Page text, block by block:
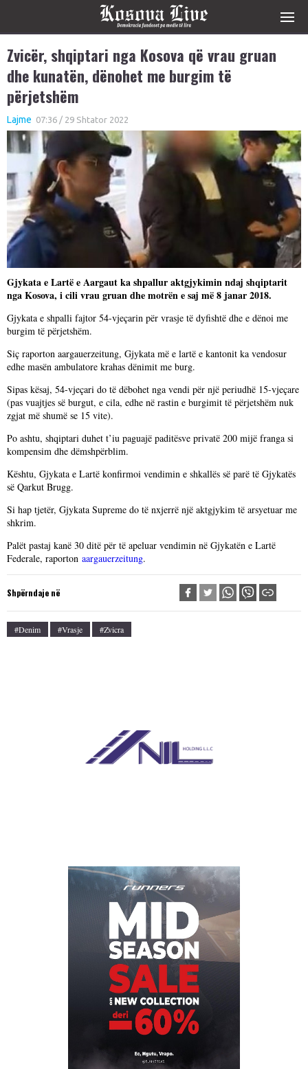
Zvicër, shqiptari nga Kosova që vrau gruan
dhe kunatën, dënohet me burgim të
përjetshëm
Lajme 07:36 / 29 Shtator 2022
Gjykata e Lartë e Aargaut ka shpallur aktgjykimin ndaj shqiptarit
nga Kosova, i cili vrau gruan dhe motrën e saj më 8 janar 2018.
Gjykata e shpalli fajtor 54-vjeçarin për vrasje të dyfishtë dhe e dënoi me
burgim të përjetshëm.
Siç raporton aargauerzeitung, Gjykata më e lartë e kantonit ka vendosur
edhe masën ambulatore krahas dënimit me burg.
Sipas kësaj, 54-vjeçari do të dëbohet nga vendi për një periudhë 15-vjeçare
(pas vuajtjes së burgut, e cila, edhe në rastin e burgimit të përjetshëm nuk
zgjat më shumë se 15 vite).
Po ashtu, shqiptari duhet t’iu paguajë paditësve privatë 200 mijë franga si
kompensim dhe dëmshpërblim.
Kështu, Gjykata e Lartë konfirmoi vendimin e shkallës së parë të Gjykatës
së Qarkut Brugg.
Si hap tjetër, Gjykata Supreme do të nxjerrë një aktgjykim të arsyetuar me
shkrim.
Palët pastaj kanë 30 ditë për të apeluar vendimin në Gjykatën e Lartë
Federale, raporton aargauerzeitung.
Shpërndaje në
#Denim #Vrasje #Zvicra